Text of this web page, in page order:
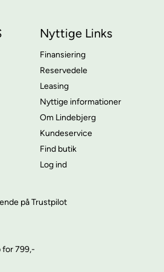
Nyttige Links
Finansiering
Reservedele
Leasing
Nyttige informationer
Om Lindebjerg
Kundeservice
Find butik
Log ind
på Trustpilot
for 799,-